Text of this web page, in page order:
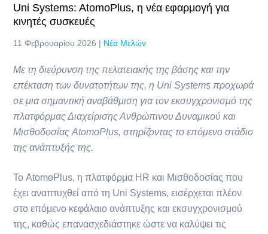
Uni Systems: AtomoPlus, η νέα εφαρμογή για
κινητές συσκευές
11 Φεβρουαρίου 2026 | Νέα Μελών
Με τη διεύρυνση της πελατειακής της βάσης και την
επέκταση των δυνατοτήτων της, η Uni Systems προχωρά
σε μια σημαντική αναβάθμιση για τον εκσυγχρονισμό της
πλατφόρμας Διαχείρισης Ανθρώπινου Δυναμικού και
Μισθοδοσίας AtomoPlus, στηρίζοντας το επόμενο στάδιο
της ανάπτυξής της.
Το AtomoPlus, η πλατφόρμα HR και Μισθοδοσίας που
έχει αναπτυχθεί από τη Uni Systems, εισέρχεται πλέον
στο επόμενο κεφάλαιο ανάπτυξης και εκσυγχρονισμού
της, καθώς επανασχεδιάστηκε ώστε να καλύψει τις